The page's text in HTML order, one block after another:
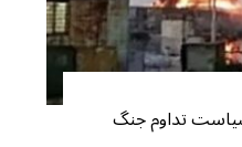
تداوم جنگ